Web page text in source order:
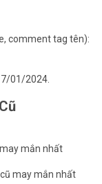
comment tag tên):
01/2024.
mắn nhất
may mắn nhất